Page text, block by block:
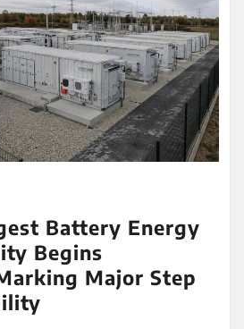
Battery Energy
Begins
Major Step